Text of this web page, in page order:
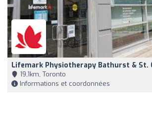
Lifemark Physiotherapy Bathurst & St.
19,1km, Toronto
Informations et coordonnées